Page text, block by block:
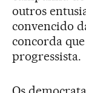
outros
convencido
concorda
progressista.